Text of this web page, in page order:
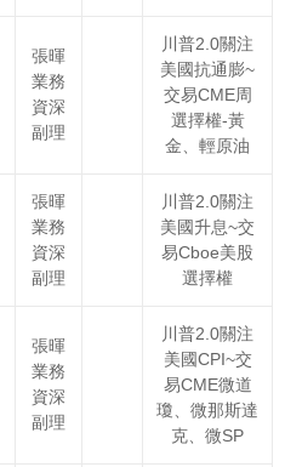
張暉
業務
資深
副理
川普2.0關注
美國抗通膨~
交易CME周
選擇權-黃
金、輕原油
張暉
業務
資深
副理
川普2.0關注
美國升息~交
易Cboe美股
選擇權
張暉
業務
資深
副理
川普2.0關注
美國CPI~交
易CME微道
瓊、微那斯達
克、微SP